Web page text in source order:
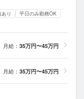
り
平日のみ勤務OK
月給： 35万円〜45万円
月給： 35万円〜45万円